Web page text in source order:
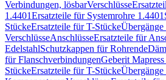
Verbindungen, lösbarVerschlüsse
1.4401Ersatzteile für Systemrohre 1.4401
StückeErsatzteile für T-StückeÜbergänge
VerschlüsseAnschlüsseErsatzteile für
EdelstahlSchutzkappen für Rohrende
für FlanschverbindungenGeberit
StückeErsatzteile für T-StückeÜbergänge